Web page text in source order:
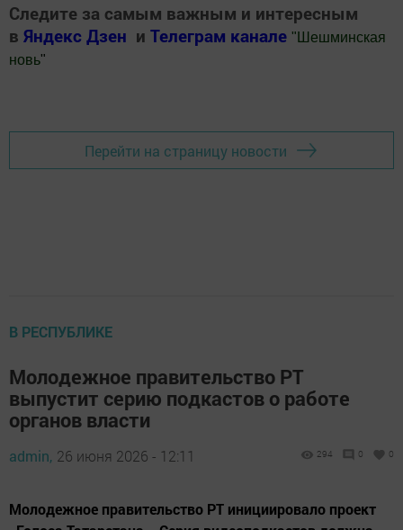
Следите за самым важным и интересным
в Яндекс Дзен и Телеграм канале " Шешминская
новь"
Перейти на страницу новости
В РЕСПУБЛИКЕ
Молодежное правительство РТ
выпустит серию подкастов о работе
органов власти
admin, 26 июня 2026 - 12:11 294 0 0
Молодежное правительство РТ инициировало проект